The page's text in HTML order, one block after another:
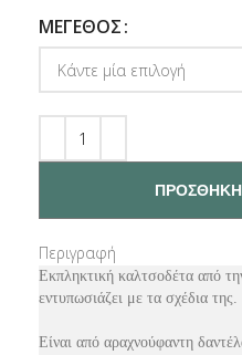
ΜΕΓΕΘΟΣ
Περιγραφή
Εκπληκτική καλτσοδέτα από
εντυπωσιάζει με τα σχέδια της.
Είναι από αραχνούφαντη